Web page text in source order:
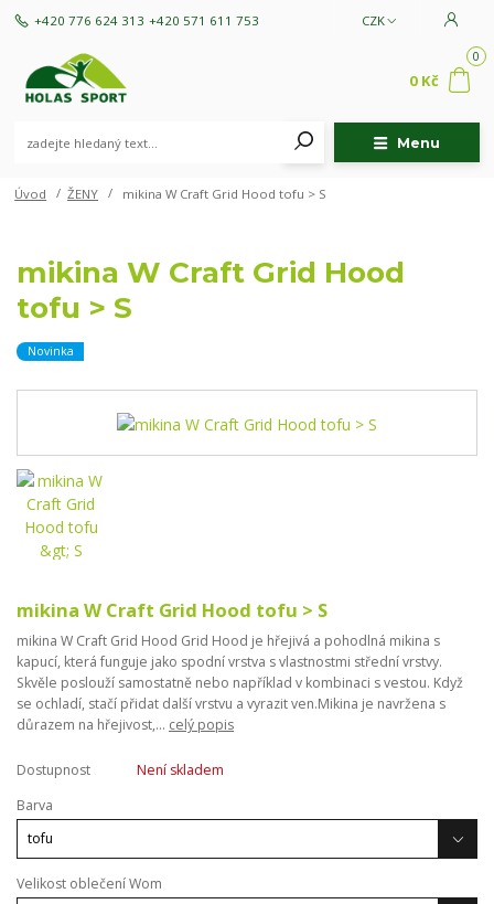
Menu
CZK
+420 776 624 313 +420 571 611 753
0
0 Kč
Úvod ŽENY mikina W Craft Grid Hood tofu > S
mikina W Craft Grid Hood
tofu > S
Novinka
mikina W Craft Grid Hood tofu > S
mikina W Craft Grid Hood Grid Hood je hřejivá a pohodlná mikina s
kapucí, která funguje jako spodní vrstva s vlastnostmi střední vrstvy.
Skvěle poslouží samostatně nebo například v kombinaci s vestou. Když
se ochladí, stačí přidat další vrstvu a vyrazit ven.Mikina je navržena s
důrazem na hřejivost,... celý popis
Dostupnost
Není skladem
Barva
Velikost oblečení Wom